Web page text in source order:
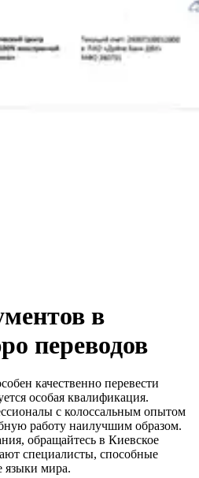
в
переводов
качественно перевести
особая квалификация.
с колоссальным опытом
работу наилучшим образом.
обращайтесь в Киевское
специалисты, способные
языки мира.